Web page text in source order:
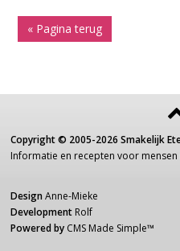
« Pagina terug
Copyright © 2005-2026 Smakelijk
Informatie en recepten voor mensen
Design Anne-Mieke
Development Rolf
Powered by CMS Made Simple™